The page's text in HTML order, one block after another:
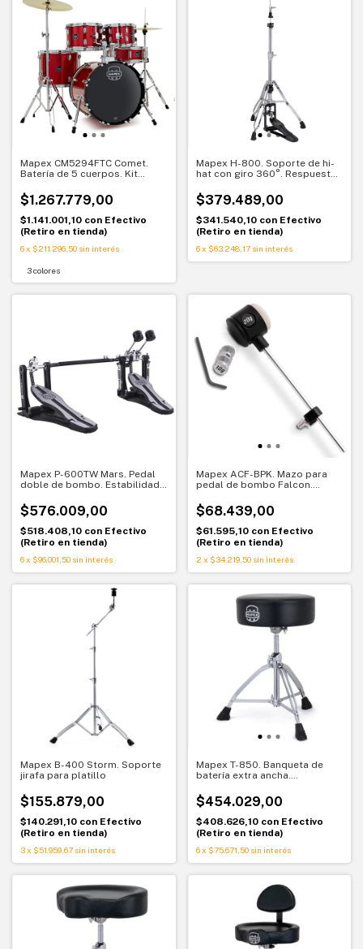
Mapex CM5294FTC Comet.
Batería de 5 cuerpos. Kit
$1.267.779,00
$1.141.001,10 con Efectivo
(Retiro en tienda)
6x $211.296,50 sin interés
3 colores
Mapex H-800. Soporte de hi-
hat con giro 360°. Respuesta
$379.489,00
$341.540,10 con Efectivo
(Retiro en tienda)
6 x $63.248,17 sin interés
Mapex P-600TW Mars. Pedal
doble de bombo. Estabilidad y
$576.009,00
$518.408,10 con Efectivo
(Retiro en tienda)
6x $96.001,50 sin interés
Mapex ACF-BPK. Mazo para
pedal de bombo Falcon.
contrapesos
$68.439,00
$61.595,10 con Efectivo
(Retiro en tienda)
2 x $34.219,50 sin interés
Mapex B-400 Storm. Soporte
jirafa para platillo
$155.879,00
$140.291,10 con Efectivo
(Retiro en tienda)
3x $51.959,67 sin interés
Mapex T-850. Banqueta de
batería extra ancha.
tocar
$454.029,00
$408.626,10 con Efectivo
(Retiro en tienda)
6 x $75.671,50 sin interés